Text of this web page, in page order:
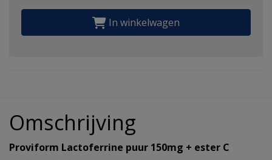
In winkelwagen
Omschrijving
Proviform Lactoferrine puur 150mg + ester C